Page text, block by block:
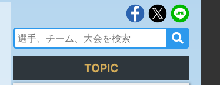
TOPIC